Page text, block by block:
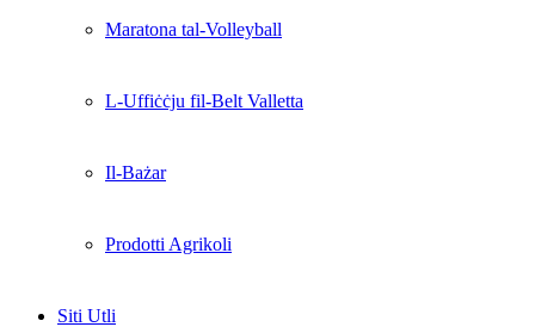
Maratona tal-Volleyball
L-Uffiċċju fil-Belt Valletta
Il-Bażar
Prodotti Agrikoli
Siti Utli